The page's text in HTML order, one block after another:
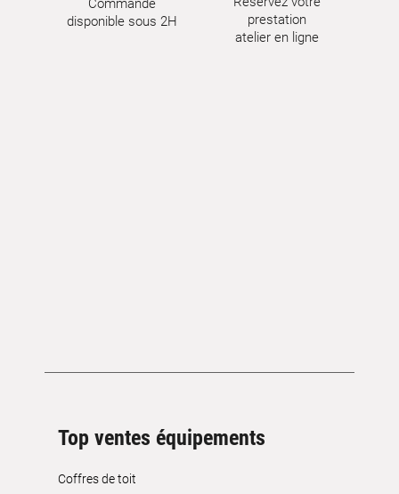
Commande
disponible sous 2H
prestation
atelier en ligne
Top ventes équipements
Coffres de toit